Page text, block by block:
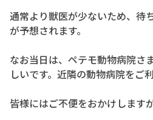
通常より獣医が少ないため、待
が予想されます。
なお当日は、ペテモ動物病院さ
しいです。近隣の動物病院をご
皆様にはご不便をおかけしますが